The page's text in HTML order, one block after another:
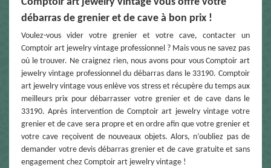
débarras de grenier et de cave à bon prix !
Voulez-vous vider votre grenier et votre cave, contacter un
Comptoir art jewelry vintage professionnel ? Mais vous ne savez pas
où le trouver. Ne craignez rien, nous avons pour vous Comptoir art
jewelry vintage professionnel du débarras dans le 33190. Comptoir
art jewelry vintage vous enlève vos stress et récupère du temps aux
meilleurs prix pour débarrasser votre grenier et de cave dans le
33190. Après intervention de Comptoir art jewelry vintage votre
grenier et de cave sera propre et en ordre afin que votre grenier et
votre cave reçoivent de nouveaux objets. Alors, n’oubliez pas de
demander votre devis débarras grenier et de cave gratuite et sans
engagement chez Comptoir art jewelry vintage !